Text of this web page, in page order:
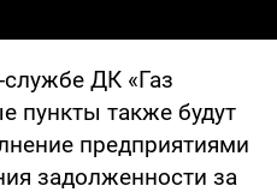
ДК «Газ
пункты также будут
предприятиями
задолженности за